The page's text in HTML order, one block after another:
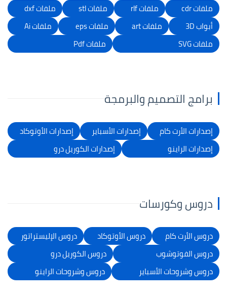
ملفات cdr ملفات rlf ملفات stl
ملفات dxf
أبواب 3D
ملفات art ملفات eps
ملفات Ai
ملفات SVG
ملفات Pdf
برامج التصميم والبرمجة
إصدارات الأرت كام إصدارات الأسباير
إصدارات الأوتوكاد
إصدارات الراينو
إصدارات الكوريل درو
دروس وكورسات
دروس الأرت كام دروس الأوتوكاد
دروس الإليستراتور
دروس الفوتوشوب
دروس الكوريل درو
دروس وشروحات الأسباير
دروس وشروحات الراينو